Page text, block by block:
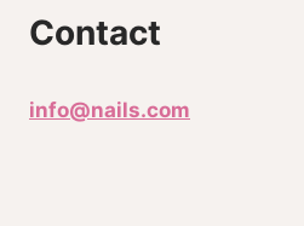
Contact
info@nails.com